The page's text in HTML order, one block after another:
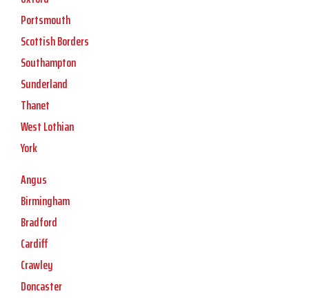
Portsmouth
Scottish Borders
Southampton
Sunderland
Thanet
West Lothian
York
Angus
Birmingham
Bradford
Cardiff
Crawley
Doncaster